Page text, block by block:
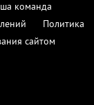
команда
Политика
сайтом